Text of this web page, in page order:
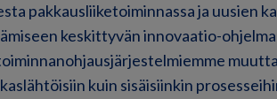
pakkausliiketoiminnassa ja uusien
keskittyvän innovaatio-
kuin sisäisiinkin